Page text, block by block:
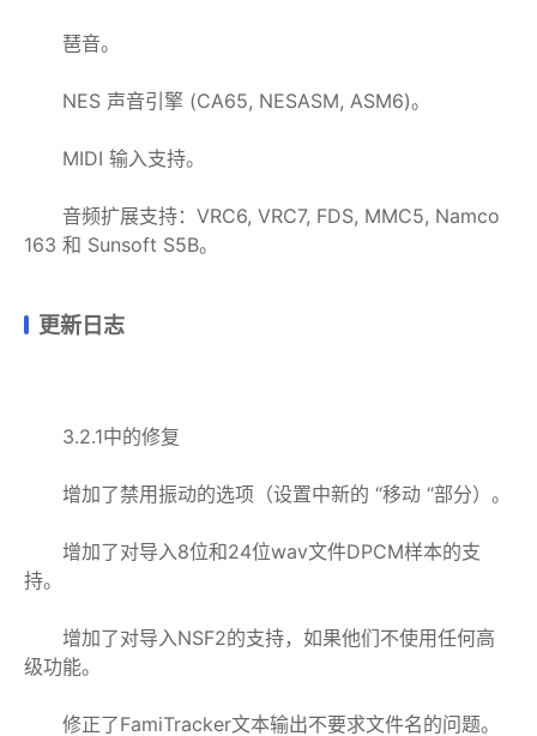
琶音。
NES 声音引擎 (CA65, NESASM, ASM6)。
MIDI 输入支持。
音频扩展支持：VRC6, VRC7, FDS, MMC5, Namco
163 和 Sunsoft S5B。
更新日志
3.2.1中的修复
增加了禁用振动的选项（设置中新的 “移动 “部分）。
增加了对导入8位和24位wav文件DPCM样本的支
持。
增加了对导入NSF2的支持，如果他们不使用任何高
级功能。
修正了FamiTracker文本输出不要求文件名的问题。